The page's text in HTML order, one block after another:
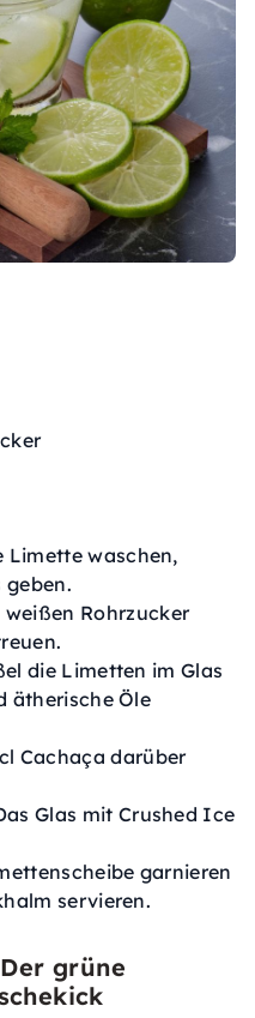
Limette waschen,
geben.
weißen Rohrzucker
die Limetten im Glas
ätherische Öle
Cachaça darüber
Glas mit Crushed Ice
garnieren
servieren.
grüne